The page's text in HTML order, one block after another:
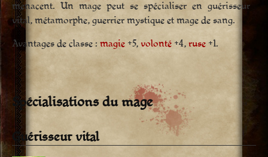
menacent. Un mage peut se spécialiser en guérisseur
vital, métamorphe, guerrier mystique et mage de sang.
Avantages de classe : magie +5, volonté +4, ruse +1.
Spécialisations du mage
Guérisseur vital